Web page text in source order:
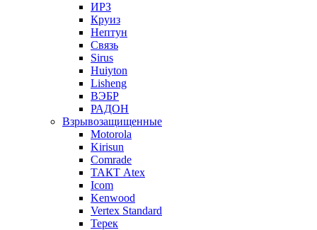
ИРЗ
Круиз
Нептун
Связь
Sirus
Huiyton
Lisheng
ВЭБР
РАДОН
Взрывозащищенные
Motorola
Kirisun
Comrade
ТАКТ Atex
Icom
Kenwood
Vertex Standard
Терек